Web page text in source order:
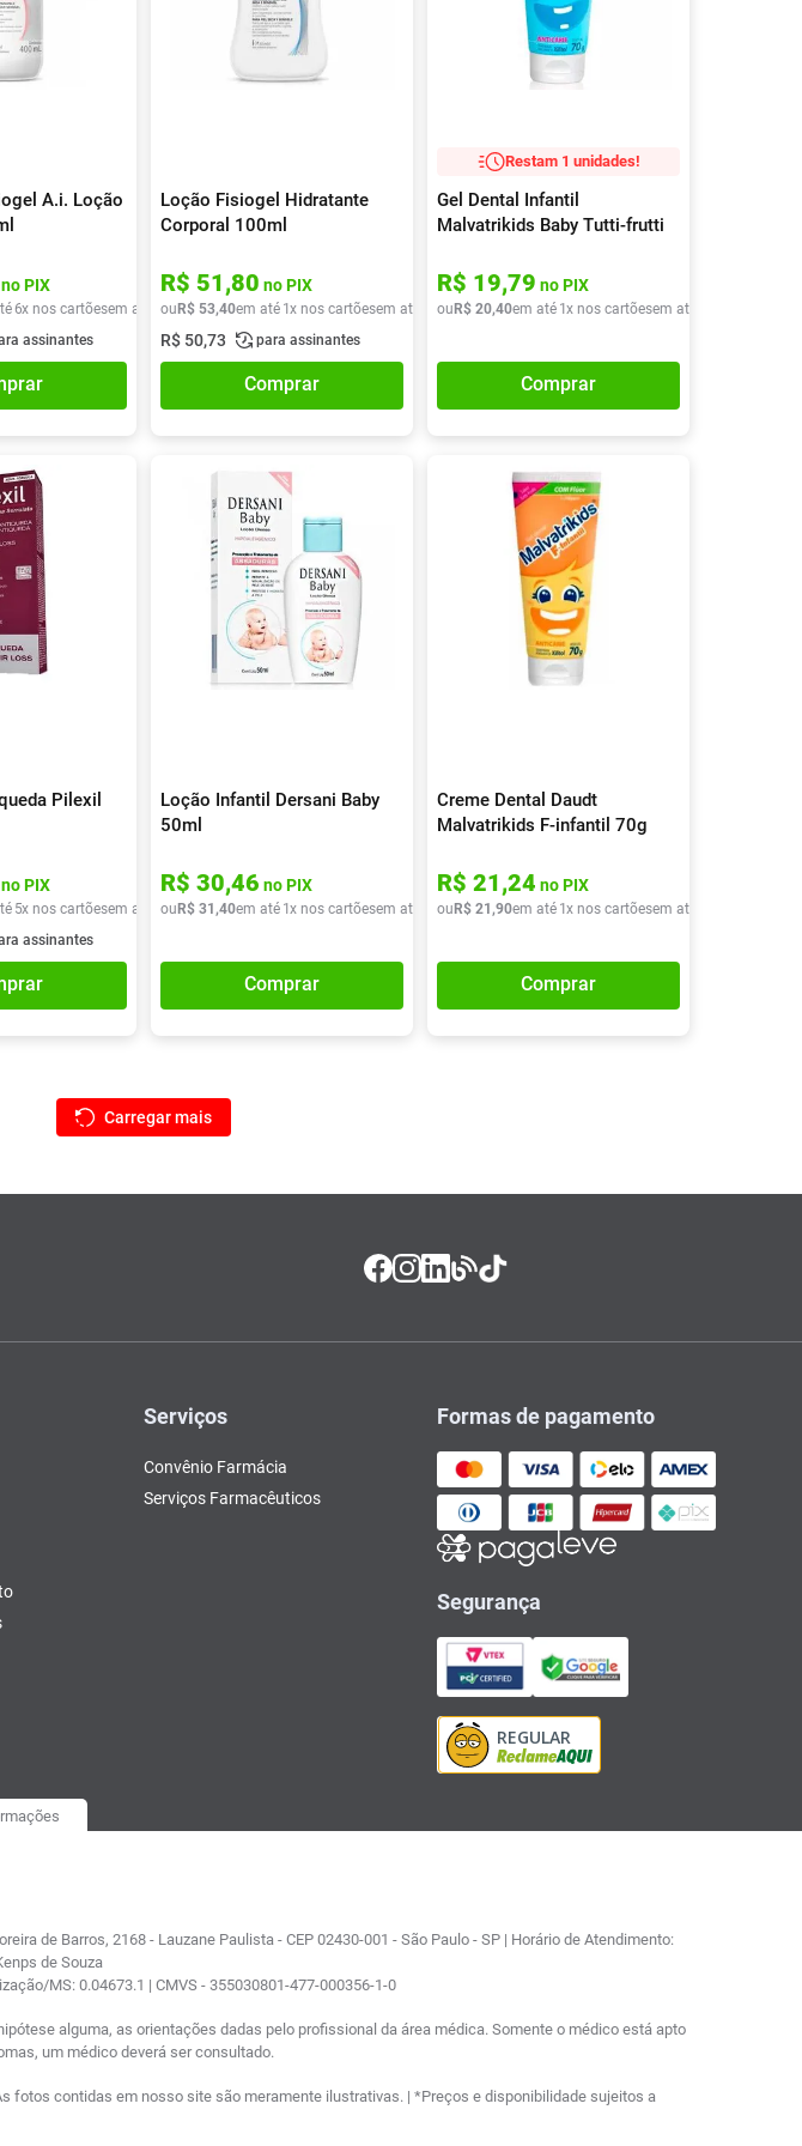
A.i. Loção
no PIX
6x nos cartõesem até 6x deR$ 32,06
assinantes
Loção Fisiogel Hidratante
Corporal 100ml
R$ 51,80 no PIX
ou R$ 53,40em até 1x nos cartõesem até x de R$ 53,40
R$ 50,73 para assinantes
Comprar
Restam 1 unidades!
Gel Dental Infantil
Malvatrikids Baby Tutti-frutti
R$ 19,79 no PIX
ou R$ 20,40em até 1x nos cartõesem até
Comprar
Pilexil
no PIX
5x nos cartõesem até 5x deR$ 33,68
assinantes
Loção Infantil Dersani Baby
50ml
R$ 30,46 no PIX
ou R$ 31 ,40em até 1x nos cartõesem até x de R$ 31,40
Comprar
Creme Dental Daudt
Malvatrikids F-infantil 70g
R$ 21,24 no PIX
ou R$ 21 ,90em até 1x nos cartõesem até
Comprar
Serviços
Convênio Farmácia
Serviços Farmacêuticos
Formas de pagamento
Segurança
de Barros, 2168 - Lauzane Paulista - CEP 02430-001 - São Paulo - SP | Horário de Atendimento:
de Souza
MS: 0.04673.1 | CMVS - 355030801-477-000356-1-0
alguma, as orientações dadas pelo profissional da área médica. Somente o médico está apto
um médico deverá ser consultado.
fotos contidas em nosso site são meramente ilustrativas. | *Preços e disponibilidade sujeitos a